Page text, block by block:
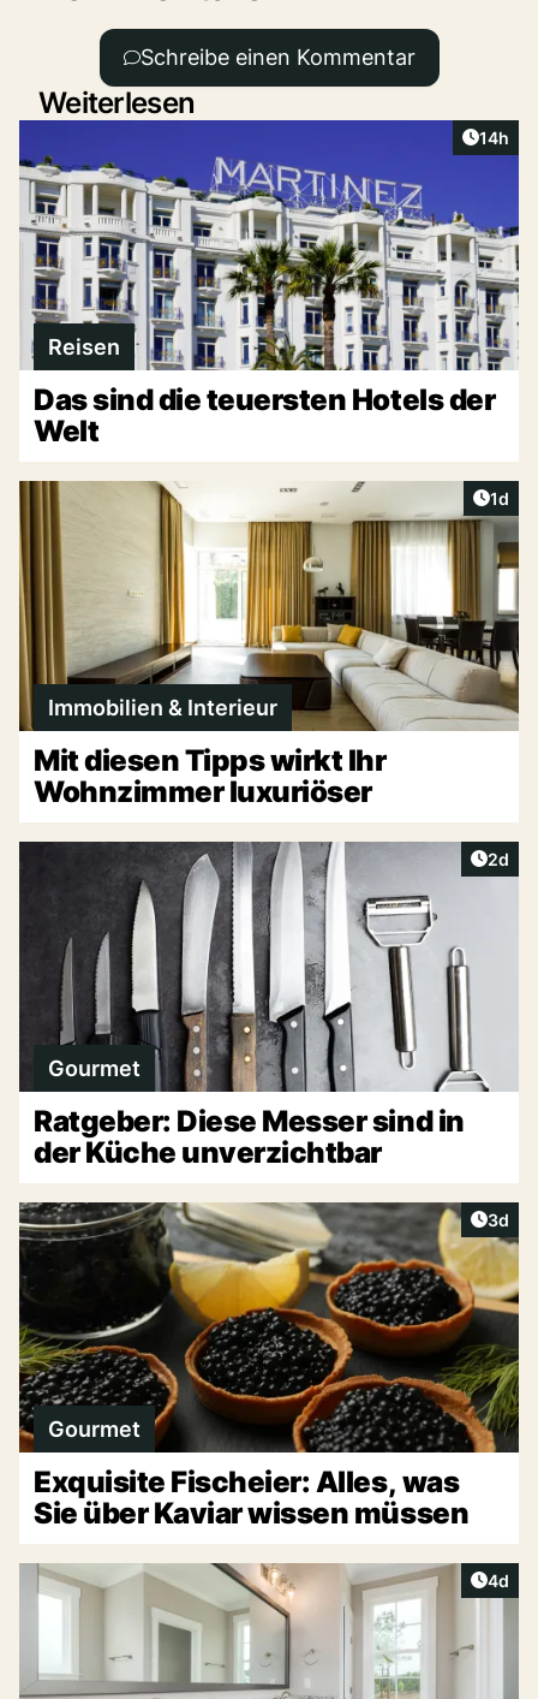
Schreibe einen Kommentar
Weiterlesen
Artikel
14h
Reisen
Das sind die teuersten Hotels der
Welt
1d
Immobilien & Interieur
Mit diesen Tipps wirkt Ihr
Wohnzimmer luxuriöser
2d
Gourmet
Ratgeber: Diese Messer sind in
der Küche unverzichtbar
3d
Gourmet
Exquisite Fischeier: Alles, was
Sie über Kaviar wissen müssen
4d